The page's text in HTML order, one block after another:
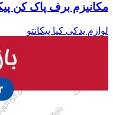
مکانیزم برف پاک کن
لوازم یدکی کیا پیکانتو